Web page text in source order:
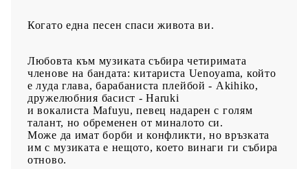
Когато една песен спаси живота ви.
Любовта към музиката събира четиримата
членове на бандата: китариста Uenoyama, който
е луда глава, барабаниста плейбой - Akihiko,
дружелюбния басист - Haruki
и вокалиста Mafuyu, певец надарен с голям
талант, нo обременен от миналото си.
Може да имат борби и конфликти, но връзката
им с музиката е нещото, което винаги ги събира
отново.